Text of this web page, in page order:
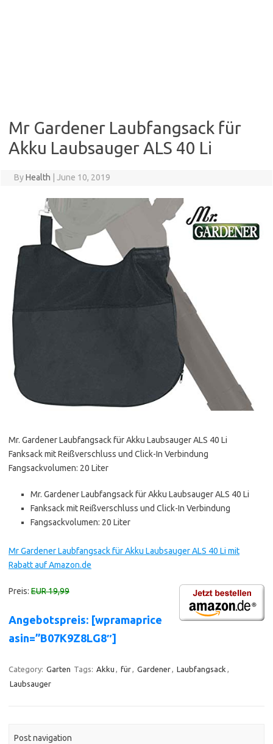
Mr Gardener Laubfangsack für
Akku Laubsauger ALS 40 Li
ByHealth June 10, 2019
Mr. Gardener Laubfangsack für Akku Laubsauger ALS 40 Li
Fanksack mit Reißverschluss und Click-In Verbindung
Fangsackvolumen: 20 Liter
Mr. Gardener Laubfangsack für Akku Laubsauger ALS 40 Li
Fanksack mit Reißverschluss und Click-In Verbindung
Fangsackvolumen: 20 Liter
Mr Gardener Laubfangsack für Akku Laubsauger ALS 40 Li mit
Rabatt auf Amazon.de
Preis: EUR 19,99
Angebotspreis: [wpramaprice
asin=”B07K9Z8LG8″]
Category: Garten Tags: Akku für Gardener Laubfangsack
Laubsauger
Post navigation